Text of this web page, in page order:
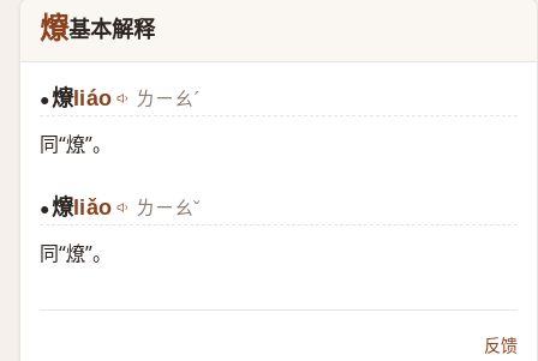
爎基本解释
●爎liáo ㄌㄧㄠˊ
同“燎”。
●爎liǎo ㄌㄧㄠˇ
同“燎”。
反馈